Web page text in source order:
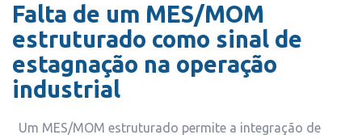
Falta de um MES/MOM
estruturado como sinal de
estagnação na operação
industrial
Um MES/MOM estruturado permite a integração de